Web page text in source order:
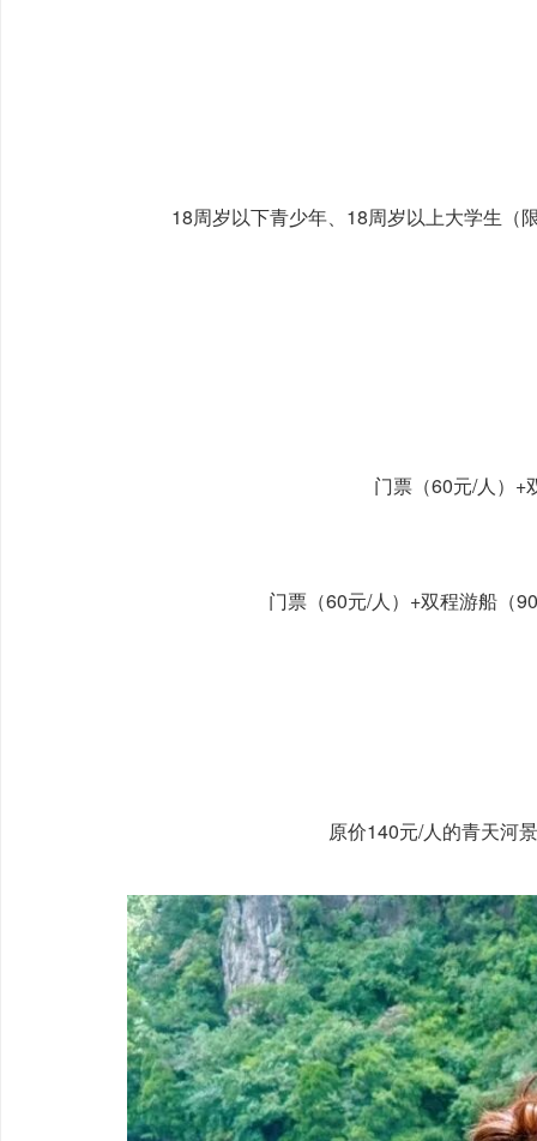
18周岁以下青少年、18周岁以上大学生（
门票（60元/人）+
门票（60元/人）+双程游船（
原价140元/人的青天河